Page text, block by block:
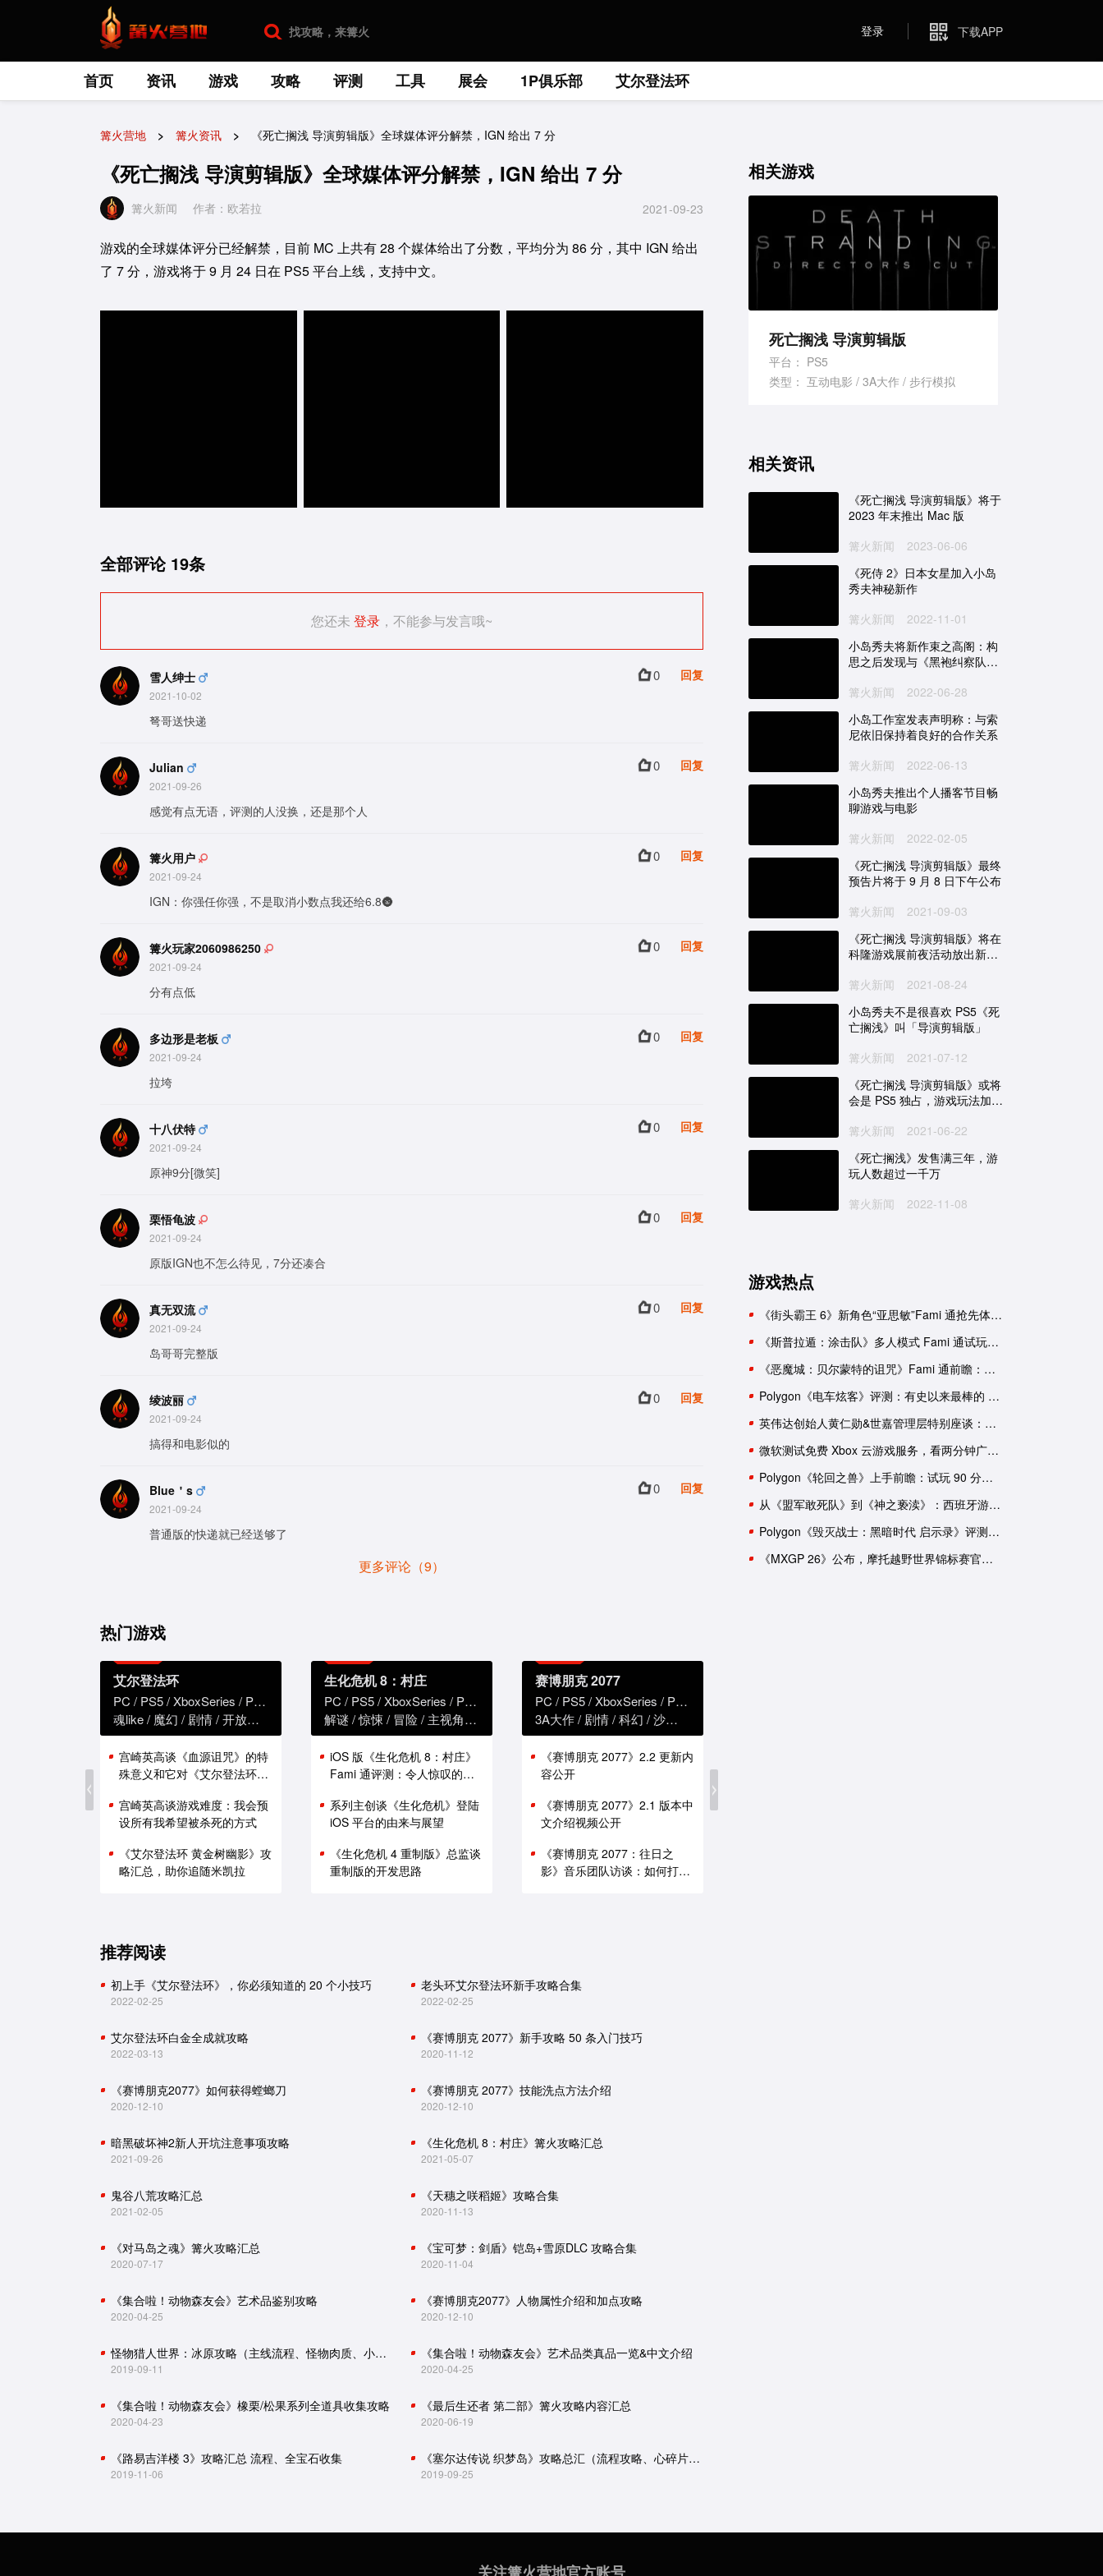
登录 下载APP
首页 资讯 游戏 攻略 评测 工具 展会 1P俱乐部 艾尔登法环
篝火营地 篝火资讯 《死亡搁浅 导演剪辑版》全球媒体评分解禁，IGN 给出 7 分
《死亡搁浅 导演剪辑版》全球媒体评分解禁，IGN 给出 7 分
篝火新闻 作者：欧若拉 2021-09-23
游戏的全球媒体评分已经解禁，目前 MC 上共有 28 个媒体给出了分数，平均分为 86 分，其中 IGN 给出
了 7 分，游戏将于 9 月 24 日在 PS5 平台上线，支持中文。 ​​​​
全部评论 19条
您还未 登录 ，不能参与发言哦~
雪人绅士
2021-10-02
0 回复
弩哥送快递
Julian
2021-09-26
0 回复
感觉有点无语，评测的人没换，还是那个人
篝火用户
2021-09-24
0 回复
IGN：你强任你强，不是取消小数点我还给6.8🌚
篝火玩家2060986250
2021-09-24
0 回复
分有点低
多边形是老板
2021-09-24
0 回复
拉垮
十八伏特
2021-09-24
0 回复
原神9分[微笑]
栗悟龟波
2021-09-24
0 回复
原版IGN也不怎么待见，7分还凑合
真无双流
2021-09-24
0 回复
岛哥哥完整版
绫波丽
2021-09-24
0 回复
搞得和电影似的
Blue＇s
2021-09-24
0 回复
普通版的快递就已经送够了
更多评论（9）
热门游戏
艾尔登法环
PC PS5 XboxSeries PS4
XboxOne
魂like
魔幻 剧情 开放世界
宫崎英高谈《血源诅咒》的特
殊意义和它对《艾尔登法环》
宫崎英高谈游戏难度：我会预
设所有我希望被杀死的方式
《艾尔登法环 黄金树幽影》攻
略汇总，助你追随米凯拉
生化危机 8：村庄
PC PS5 XboxSeries PS4
XboxOne
解谜 惊悚 冒险 主视角 恐怖
iOS 版《生化危机 8：村庄》
Fami 通评测：令人惊叹的性
系列主创谈《生化危机》登陆
iOS 平台的由来与展望
《生化危机 4 重制版》总监谈
重制版的开发思路
赛博朋克 2077
PC PS5 XboxSeries PS4
3A大作
剧情 科幻 沙盒
《赛博朋克 2077》2.2 更新内
容公开
《赛博朋克 2077》2.1 版本中
文介绍视频公开
《赛博朋克 2077：往日之
影》音乐团队访谈：如何打造
推荐阅读
初上手《艾尔登法环》，你必须知道的 20 个小技巧
2022-02-25
老头环艾尔登法环新手攻略合集
2022-02-25
艾尔登法环白金全成就攻略
2022-03-13
《赛博朋克 2077》新手攻略 50 条入门技巧
2020-11-12
《赛博朋克2077》如何获得螳螂刀
2020-12-10
《赛博朋克 2077》技能洗点方法介绍
2020-12-10
暗黑破坏神2新人开坑注意事项攻略
2021-09-26
《生化危机 8：村庄》篝火攻略汇总
2021-05-07
鬼谷八荒攻略汇总
2021-02-05
《天穗之咲稻姬》攻略合集
2020-11-13
《对马岛之魂》篝火攻略汇总
2020-07-17
《宝可梦：剑盾》铠岛+雪原DLC 攻略合集
2020-11-04
《集合啦！动物森友会》艺术品鉴别攻略
2020-04-25
《赛博朋克2077》人物属性介绍和加点攻略
2020-12-10
怪物猎人世界：冰原攻略（主线流程、怪物肉质、小技巧）
2019-09-11
《集合啦！动物森友会》艺术品类真品一览&中文介绍
2020-04-25
《集合啦！动物森友会》橡栗/松果系列全道具收集攻略
2020-04-23
《最后生还者 第二部》篝火攻略内容汇总
2020-06-19
《路易吉洋楼 3》攻略汇总 流程、全宝石收集
2019-11-06
《塞尔达传说 织梦岛》攻略总汇（流程攻略、心碎片、贝壳收集）
2019-09-25
相关资讯
《死亡搁浅 导演剪辑版》将于
2023 年末推出 Mac 版
篝火新闻
2023-06-06
《死侍 2》日本女星加入小岛
秀夫神秘新作
篝火新闻
2022-11-01
小岛秀夫将新作束之高阁：构
思之后发现与《黑袍纠察队》
篝火新闻
2022-06-28
小岛工作室发表声明称：与索
尼依旧保持着良好的合作关系
篝火新闻
2022-06-13
小岛秀夫推出个人播客节目畅
聊游戏与电影
篝火新闻
2022-02-05
《死亡搁浅 导演剪辑版》最终
预告片将于 9 月 8 日下午公布
篝火新闻
2021-09-03
《死亡搁浅 导演剪辑版》将在
科隆游戏展前夜活动放出新预
篝火新闻
2021-08-24
小岛秀夫不是很喜欢 PS5《死
亡搁浅》叫「导演剪辑版」
篝火新闻
2021-07-12
《死亡搁浅 导演剪辑版》或将
会是 PS5 独占，游戏玩法加入
篝火新闻
2021-06-22
《死亡搁浅》发售满三年，游
玩人数超过一千万
篝火新闻
2022-11-08
相关游戏
死亡搁浅 导演剪辑版
平台： PS5
类型： 互动电影 3A大作 步行模拟
游戏热点
《街头霸王 6》新角色“亚思敏”Fami 通抢先体验报告
《斯普拉遁：涂击队》多人模式 Fami 通试玩：与好友并肩推进故事
《恶魔城：贝尔蒙特的诅咒》Fami 通前瞻：要素杂糅的新生《恶魔城》
Polygon《电车炫客》评测：有史以来最棒的 3D 索尼克游戏！
英伟达创始人黄仁勋&世嘉管理层特别座谈：一次改变命运的邂逅
微软测试免费 Xbox 云游戏服务，看两分钟广告可用一小时
Polygon《轮回之兽》上手前瞻：试玩 90 分钟后，我依然有一肚子疑惑
从《盟军敢死队》到《神之亵渎》：西班牙游戏工作室盘点
Polygon《毁灭战士：黑暗时代 启示录》评测：轰轰烈烈的谢幕演出？
《MXGP 26》公布，摩托越野世界锦标赛官方游戏回归